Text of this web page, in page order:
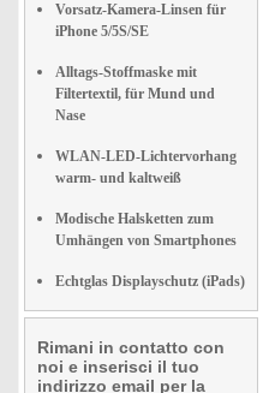
Vorsatz-Kamera-Linsen für
iPhone 5/5S/SE
Alltags-Stoffmaske mit
Filtertextil, für Mund und
Nase
WLAN-LED-Lichtervorhang
warm- und kaltweiß
Modische Halsketten zum
Umhängen von Smartphones
Echtglas Displayschutz (iPads)
Rimani in contatto con
noi e inserisci il tuo
indirizzo email per la